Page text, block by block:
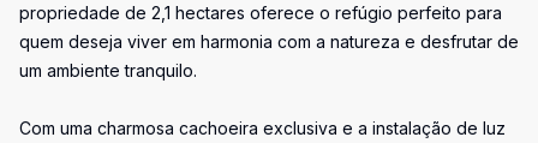
propriedade de 2,1 hectares oferece o refúgio perfeito para
quem deseja viver em harmonia com a natureza e desfrutar de
um ambiente tranquilo.
Com uma charmosa cachoeira exclusiva e a instalação de luz